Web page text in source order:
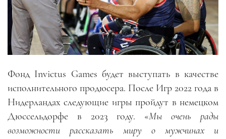
Фонд Invictus Games будет выступать в качестве
исполнительного продюсера. После Игр 2022 года в
Нидерландах следующие игры пройдут в немецком
Дюссельдорфе в 2023 году. «Мы очень рады
возможности рассказать миру о мужчинах и